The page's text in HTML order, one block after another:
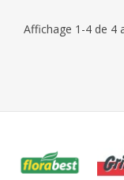
Affichage 1-4 de 4